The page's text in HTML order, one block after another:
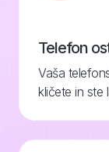
Telefon
Vaša
kličete in ste